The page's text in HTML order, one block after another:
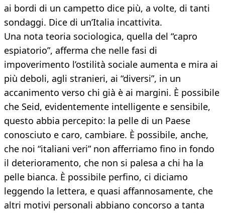
ai bordi di un campetto dice più, a volte, di tanti
sondaggi. Dice di un’Italia incattivita.
Una nota teoria sociologica, quella del “capro
espiatorio”, afferma che nelle fasi di
impoverimento l’ostilità sociale aumenta e mira ai
più deboli, agli stranieri, ai “diversi”, in un
accanimento verso chi già è ai margini. È possibile
che Seid, evidentemente intelligente e sensibile,
questo abbia percepito: la pelle di un Paese
conosciuto e caro, cambiare. È possibile, anche,
che noi “italiani veri” non afferriamo fino in fondo
il deterioramento, che non si palesa a chi ha la
pelle bianca. È possibile perfino, ci diciamo
leggendo la lettera, e quasi affannosamente, che
altri motivi personali abbiano concorso a tanta